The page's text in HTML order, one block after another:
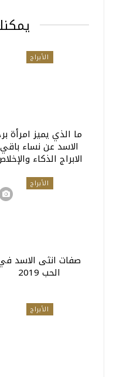
الأبراج
ما الذي يميز امرأة
الاسد عن نساء باقي
الابراج الذكاء
الأبراج
صفات انثى الاسد
الحب 2019
الأبراج